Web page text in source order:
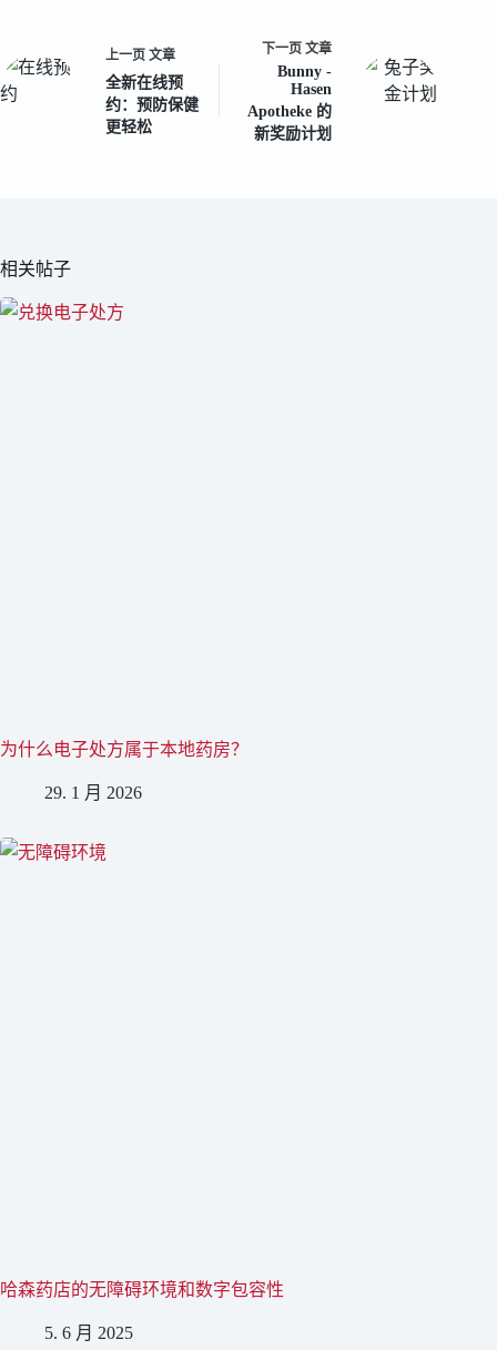
上一页 文章
全新在线预
约：预防保健
更轻松
下一页文章
Bunny -
Hasen
Apotheke 的
新奖励计划
相关帖子
为什么电子处方属于本地药房？
29. 1 月 2026
哈森药店的无障碍环境和数字包容性
5. 6 月 2025